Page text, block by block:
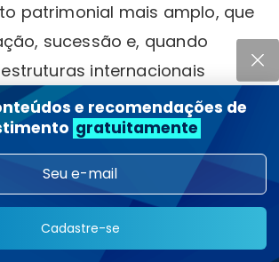
patrimonial mais amplo, que
sucessão e, quando
internacionais
e trusts.
de mais de 20
renda fixa, renda variável,
criptomoedas e ativos
com acesso a mais de 12
e recomendações de
gratuitamente
Cadastre-se